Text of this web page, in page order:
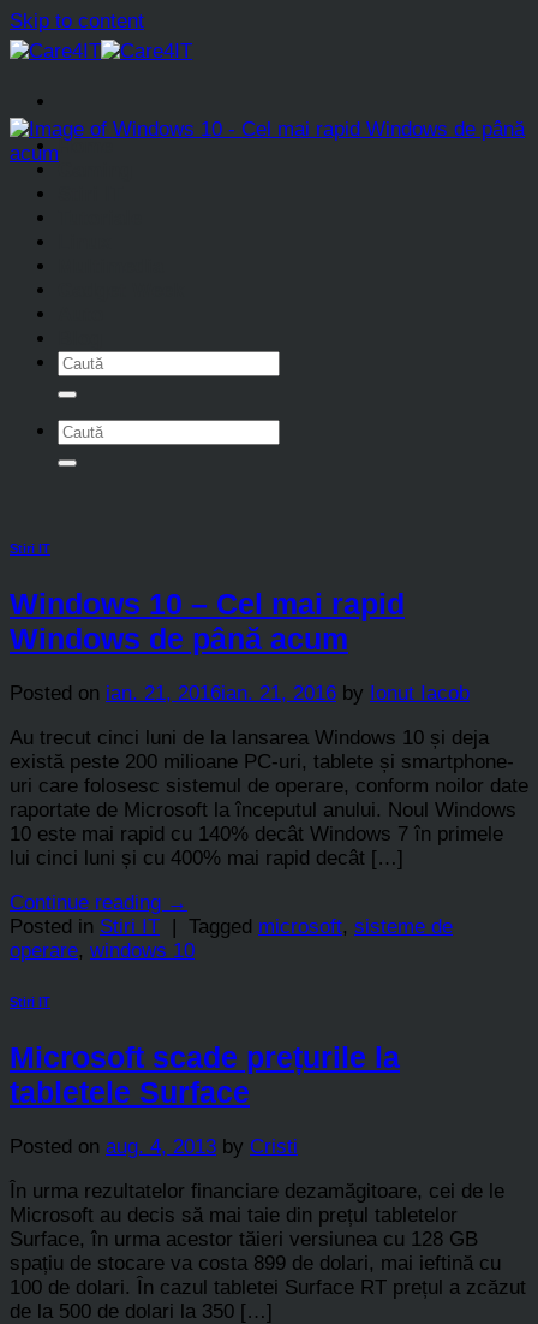
Skip to content
Home
Gaming
Stiri IT
Windows 10 – Cel mai rapid
Windows de până acum
Posted on ian. 21, 2016ian. 21, 2016 by Ionut Iacob
Au trecut cinci luni de la lansarea Windows 10 și deja
există peste 200 milioane PC-uri, tablete și smartphone-
uri care folosesc sistemul de operare, conform noilor date
raportate de Microsoft la începutul anului. Noul Windows
10 este mai rapid cu 140% decât Windows 7 în primele
lui cinci luni și cu 400% mai rapid decât […]
Continue reading →
Posted in Stiri IT | Tagged microsoft, sisteme de
operare, windows 10
Stiri IT
Microsoft scade prețurile la
tabletele Surface
Posted on aug. 4, 2013 by Cristi
În urma rezultatelor financiare dezamăgitoare, cei de le
Microsoft au decis să mai taie din prețul tabletelor
Surface, în urma acestor tăieri versiunea cu 128 GB
spațiu de stocare va costa 899 de dolari, mai ieftină cu
100 de dolari. În cazul tabletei Surface RT prețul a zcăzut
de la 500 de dolari la 350 […]